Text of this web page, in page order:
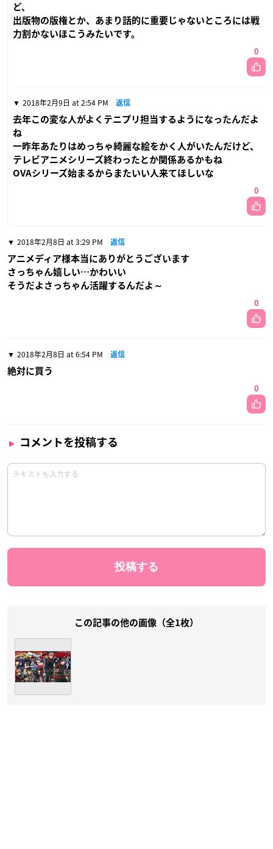
ど、
出版物の版権とか、あまり話的に重要じゃないところには戦
力割かないほこうみたいです。
0
2018年2月9日 at 2:54 PM 返信
去年この変な人がよくテニプリ担当するようになったんだよ
ね
一昨年あたりはめっちゃ綺麗な絵をかく人がいたんだけど、
テレビアニメシリーズ終わったとか関係あるかもね
OVAシリーズ始まるからまたいい人来てほしいな
0
2018年2月8日 at 3:29 PM 返信
アニメディア様本当にありがとうございます
さっちゃん嬉しい…かわいい
そうだよさっちゃん活躍するんだよ～
0
2018年2月8日 at 6:54 PM 返信
絶対に買う
0
コメントを投稿する
この記事の他の画像（全1枚）